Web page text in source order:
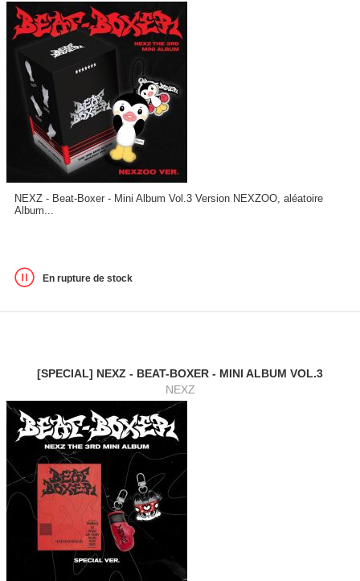
NEXZ - Beat-Boxer - Mini Album Vol.3 Version NEXZOO, aléatoire
Album...
En rupture de stock
[SPECIAL] NEXZ - BEAT-BOXER - MINI ALBUM VOL.3
NEXZ